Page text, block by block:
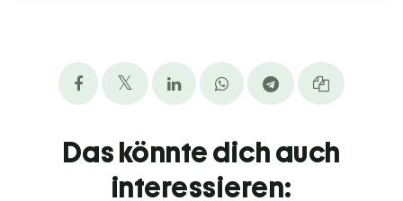
Das könnte dich auch
interessieren: